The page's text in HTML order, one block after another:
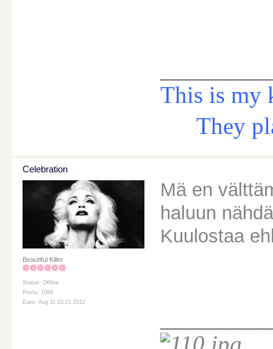
This is my
They
Celebration
Beautiful Killer
Status: Offline
Posts: 1094
Date: Aug 11 15:21 2012
Mä en
haluun
Kuulostaa